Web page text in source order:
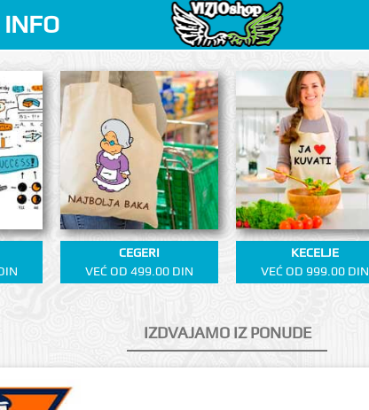
INFO
CEGERI
VEĆ OD 499.00 DIN
KECELJE
VEĆ OD 999.00 DIN
IZDVAJAMO IZ PONUDE